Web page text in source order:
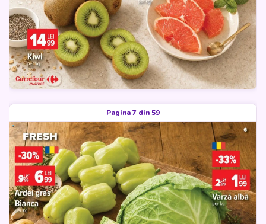
Pagina 7 din 59